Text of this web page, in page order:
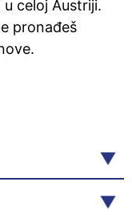
celoj Austriji.
pronađeš